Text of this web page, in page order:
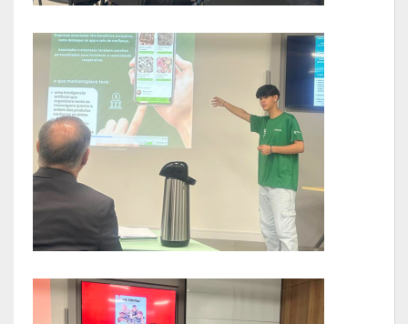
RGF – Relatório de Gestão Fiscal
RREO – Relatório Resumido da Execução Orçamentária
LOA – Lei Orçamentária Anual
RC – Relatório Circunstanciado
PPA – Plano Plurianual
LDO – Lei de Diretrizes Orçamentárias
Acesso à Informação